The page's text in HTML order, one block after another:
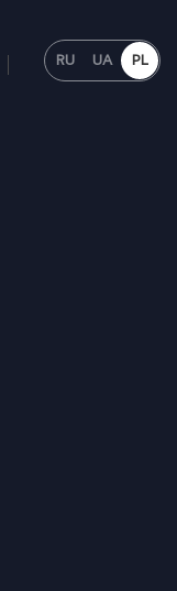
RU UA PL